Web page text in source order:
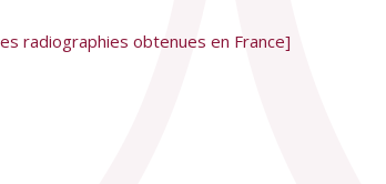
radiographies obtenues en France]